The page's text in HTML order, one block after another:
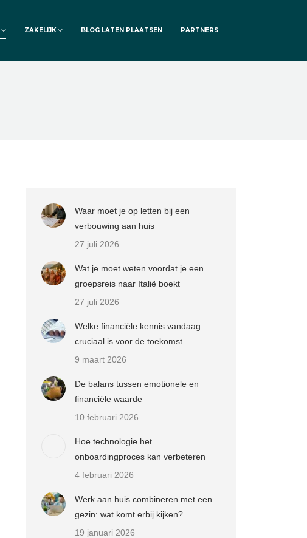
ZAKELIJK BLOG LATEN PLAATSEN PARTNERS
Waar moet je op letten bij een
verbouwing aan huis
27 juli 2026
Wat je moet weten voordat je een
groepsreis naar Italië boekt
27 juli 2026
Welke financiële kennis vandaag
cruciaal is voor de toekomst
9 maart 2026
De balans tussen emotionele en
financiële waarde
10 februari 2026
Hoe technologie het
onboardingproces kan verbeteren
4 februari 2026
Werk aan huis combineren met een
gezin: wat komt erbij kijken?
19 januari 2026